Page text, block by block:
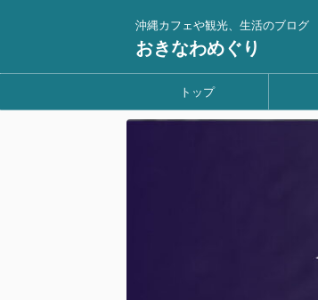
沖縄カフェや観光、生活のブログ
おきなわめぐり
トップ